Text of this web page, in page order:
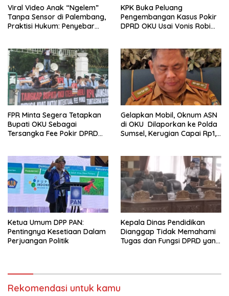
Viral Video Anak “Ngelem”
Tanpa Sensor di Palembang,
Praktisi Hukum: Penyebar
KPK Buka Peluang
Pengembangan Kasus Pokir
DPRD OKU Usai Vonis Robi
FPR Minta Segera Tetapkan
Bupati OKU Sebagai
Tersangka Fee Pokir DPRD
Gelapkan Mobil, Oknum ASN
di OKU Dilaporkan ke Polda
Sumsel, Kerugian Capai Rp1,2
Ketua Umum DPP PAN:
Pentingnya Kesetiaan Dalam
Perjuangan Politik
Kepala Dinas Pendidikan
Dianggap Tidak Memahami
Tugas dan Fungsi DPRD yang
Rekomendasi untuk kamu